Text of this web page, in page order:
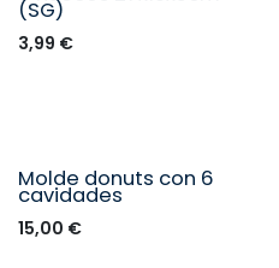
(SG)
3,99 €
Molde donuts con 6
cavidades
15,00 €